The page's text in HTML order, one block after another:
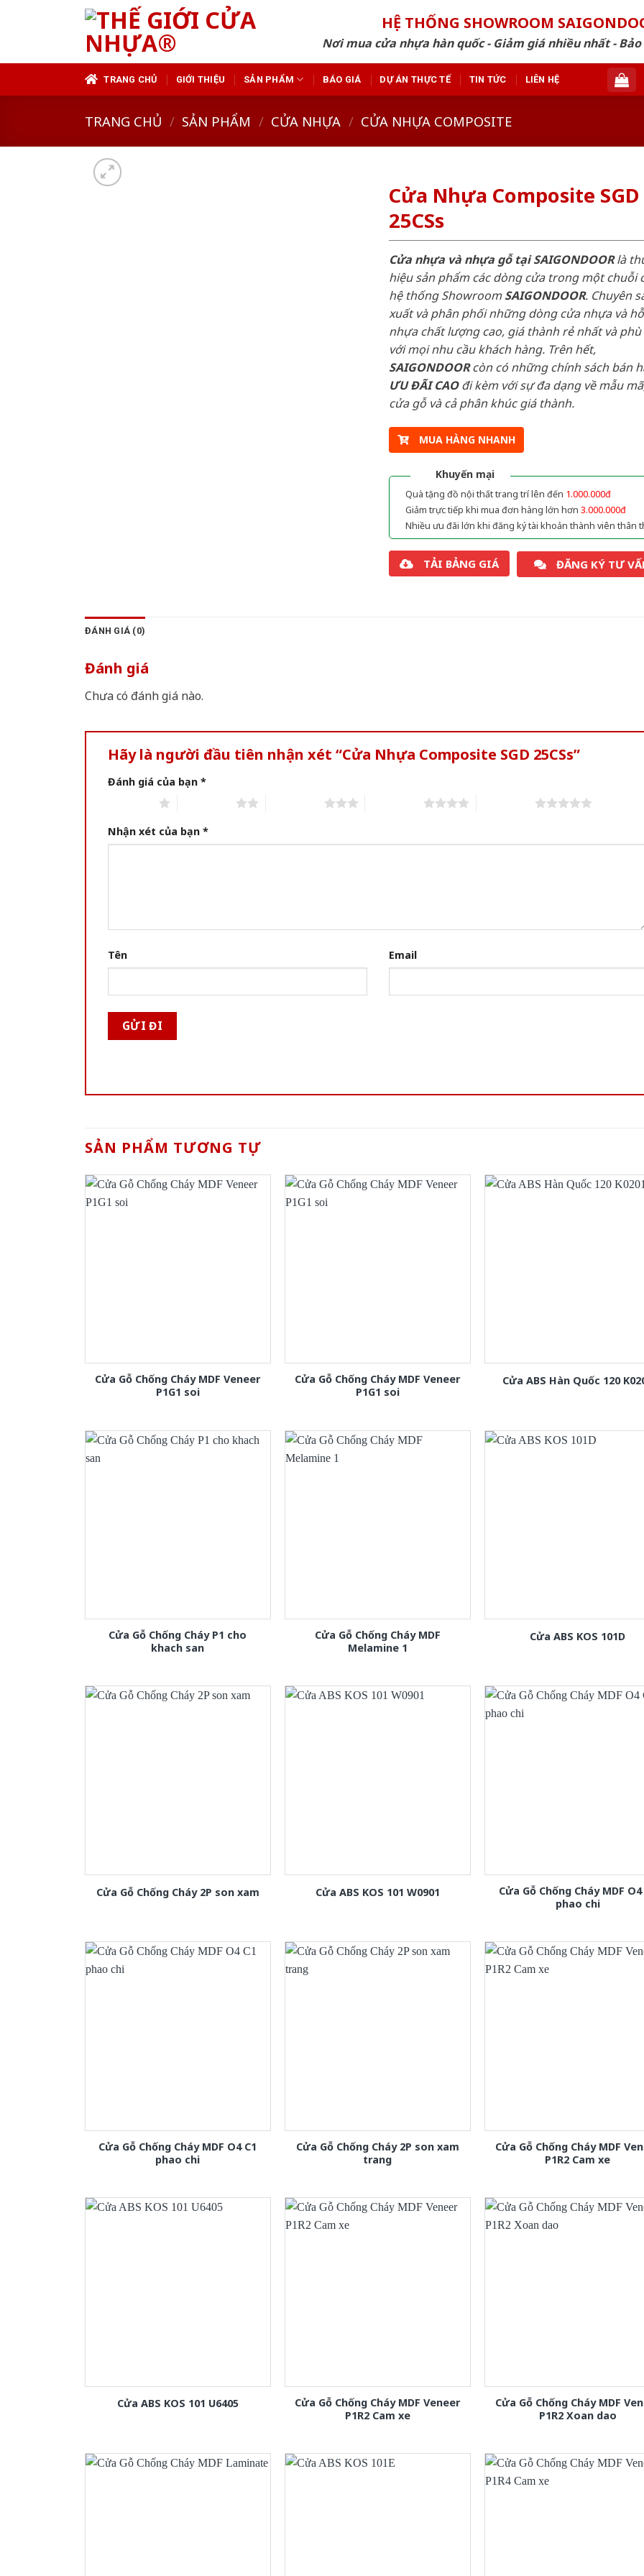
HỆ THỐNG SHOWROOM
Nơi mua cửa nhựa hàn quốc - Giảm giá nhiều nhất -
TRANG CHỦ GIỚI THIỆU SẢN PHẨM BÁO GIÁ DỰ ÁN THỰC TẾ TIN TỨC LIÊN HỆ
TRANG CHỦ / SẢN PHẨM / CỬA NHỰA / CỬA NHỰA COMPOSITE
Cửa Nhựa Composite SGD
25CSs
Cửa nhựa và nhựa gỗ tại SAIGONDOORlà
hiệu sản phẩm các dòng cửa trong một chuỗi
hệ thống ShowroomSAIGONDOOR. Chuyên
xuất và phân phối những dòng cửa nhựa và
nhựa chất lượng cao, giá thành rẻ nhất và
với mọi nhu cầu khách hàng. Trên hết,
SAIGONDOORcòn có những chính sách bán
ƯU ĐÃI CAOđi kèm với sự đa dạng về mẫu
cửa gỗ và cả phân khúc giá thành.
MUA HÀNG NHANH
Khuyến mại
Quà tặng đồ nội thất trang trí lên đến 1.000.000đ
Giảm trực tiếp khi mua đơn hàng lớn hơn 3.000.000đ
Nhiều ưu đãi lớn khi đăng ký tài khoản thành viên thân
TẢI BẢNG GIÁ ĐĂNG KÝ TƯ
ĐÁNH GIÁ (0)
Đánh giá
Chưa có đánh giá nào.
Hãy là người đầu tiên nhận xét “Cửa Nhựa Composite SGD 25CSs”
Đánh giá của bạn *
Nhận xét của bạn *
Tên Email
SẢN PHẨM TƯƠNG TỰ
Cửa Gỗ Chống Cháy MDF Veneer
P1G1 soi
Cửa Gỗ Chống Cháy MDF Veneer
P1G1 soi
Cửa ABS Hàn Quốc 120
Cửa Gỗ Chống Cháy P1 cho
khach san
Cửa Gỗ Chống Cháy MDF
Melamine 1
Cửa ABS KOS 101D
Cửa Gỗ Chống Cháy 2P son xam Cửa ABS KOS 101 W0901
Cửa Gỗ Chống Cháy MDF O4
phao chi
Cửa Gỗ Chống Cháy MDF O4 C1
phao chi
Cửa Gỗ Chống Cháy 2P son xam
trang
Cửa Gỗ Chống Cháy MDF
P1R2 Cam xe
Cửa ABS KOS 101 U6405
Cửa Gỗ Chống Cháy MDF Veneer
P1R2 Cam xe
Cửa Gỗ Chống Cháy MDF
P1R2 Xoan dao